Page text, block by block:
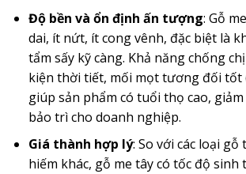
Độ bền và ổn định ấn tượng: Gỗ
dai, ít nứt, ít cong vênh, đặc biệt là
tẩm sấy kỹ càng. Khả năng chống
kiện thời tiết, mối mọt tương đối tốt
giúp sản phẩm có tuổi thọ cao,
bảo trì cho doanh nghiệp.
Giá thành hợp lý: So với các loại
hiếm khác, gỗ me tây có tốc độ